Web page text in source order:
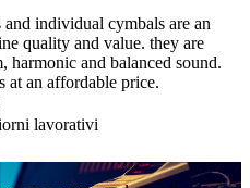
individual cymbals are an
quality and value. they are
harmonic and balanced sound.
at an affordable price.
lavorativi